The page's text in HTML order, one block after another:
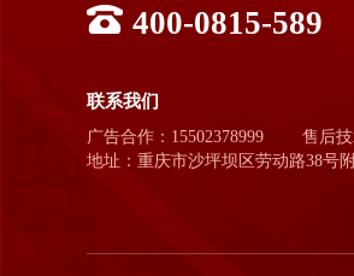
400-0815-589
联系我们
广告合作：15502378999 售后技
地址：重庆市沙坪坝区劳动路38号